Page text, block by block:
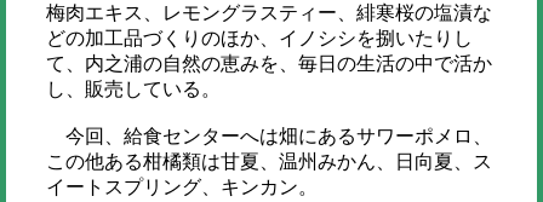
梅肉エキス、レモングラスティー、緋寒桜の塩漬な
どの加工品づくりのほか、イノシシを捌いたりし
て、内之浦の自然の恵みを、毎日の生活の中で活か
し、販売している。
今回、給食センターへは畑にあるサワーポメロ、
この他ある柑橘類は甘夏、温州みかん、日向夏、ス
イートスプリング、キンカン。